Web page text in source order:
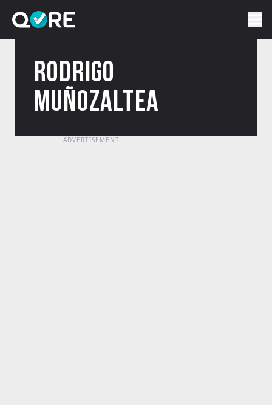
RODRIGO
MUÑOZALTEA